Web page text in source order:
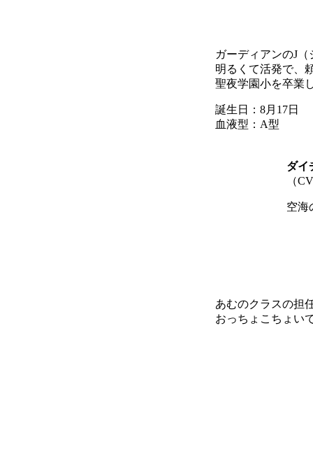
ガーディアンのJ
明るくて活発で、
聖夜学園小を卒業
誕生日：8月17日
血液型：A型
ダイ
（
空海
あむのクラスの担
おっちょこちょい